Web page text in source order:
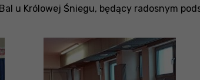
u Królowej Śniegu, będący radosnym